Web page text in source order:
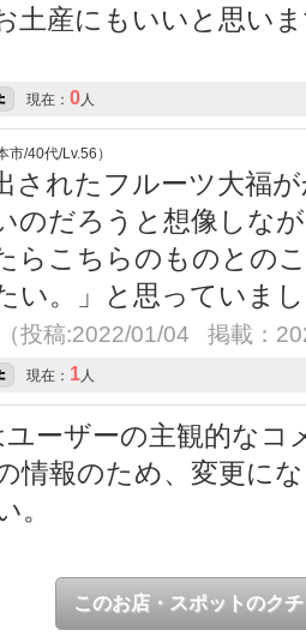
土産にもいいと思い
現在： 0人
/40代/Lv.56）
されたフルーツ大福
のだろうと想像しな
らこちらのものとの
い。」と思っていま
（投稿:2022/01/04 掲載：
現在： 1人
ーザーの主観的なコ
情報のため、変更に
。
このお店・スポットのク